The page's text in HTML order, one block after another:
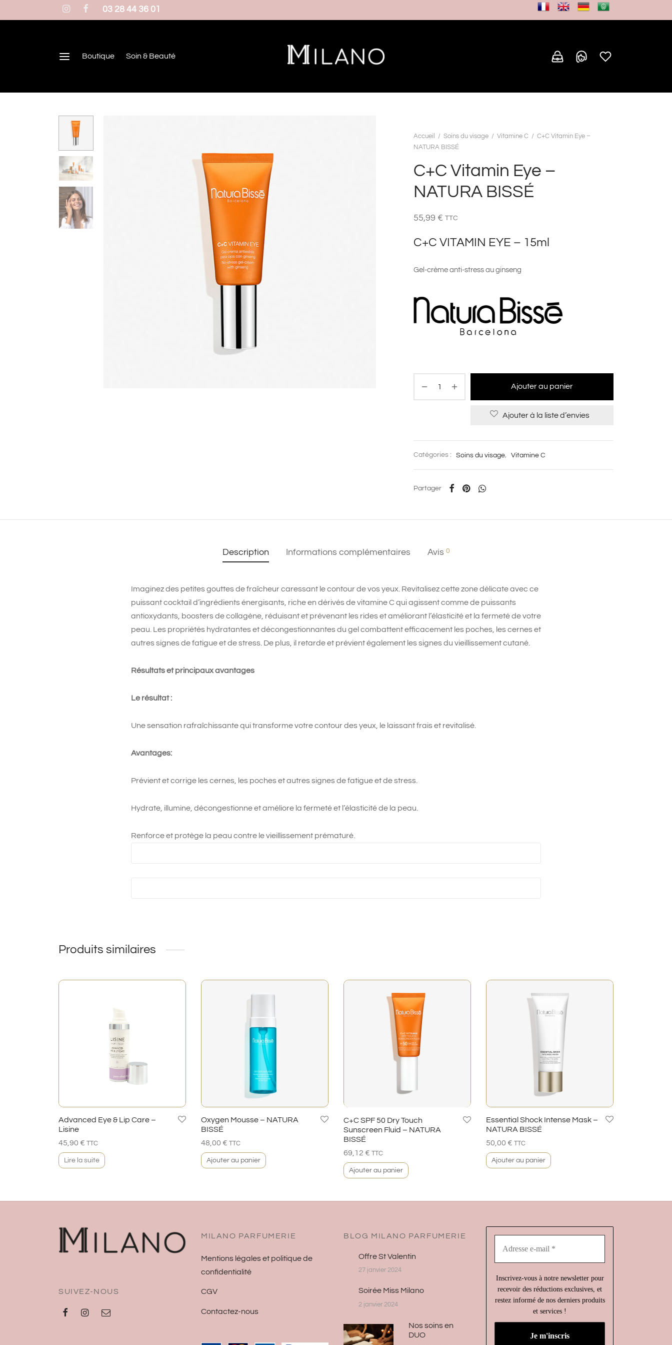
03 28 44 36 01
Boutique Soin & Beauté
Accueil / Soins du visage / Vitamine C / C+C Vitamin Eye –
NATURA BISSÉ
C+C Vitamin Eye –
NATURA BISSÉ
55,99 € TTC
C+C VITAMIN EYE – 15ml
Gel-crème anti-stress au ginseng
Ajouter au panier
Ajouter à la liste d’envies
Catégories : Soins du visage, Vitamine C
Partager
Description Informations complémentaires Avis 0
Imaginez des petites gouttes de fraîcheur caressant le contour de vos yeux. Revitalisez cette zone délicate avec ce
puissant cocktail d’ingrédients énergisants, riche en dérivés de vitamine C qui agissent comme de puissants
antioxydants, boosters de collagène, réduisant et prévenant les rides et améliorant l’élasticité et la fermeté de votre
peau. Les propriétés hydratantes et décongestionnantes du gel combattent efficacement les poches, les cernes et
autres signes de fatigue et de stress. De plus, il retarde et prévient également les signes du vieillissement cutané.
Résultats et principaux avantages
Le résultat :
Une sensation rafraîchissante qui transforme votre contour des yeux, le laissant frais et revitalisé.
Avantages:
Prévient et corrige les cernes, les poches et autres signes de fatigue et de stress.
Hydrate, illumine, décongestionne et améliore la fermeté et l’élasticité de la peau.
Renforce et protège la peau contre le vieillissement prématuré.
Produits similaires
Advanced Eye & Lip Care –
Lisine
45,90 € TTC
Lire la suite
Oxygen Mousse – NATURA
BISSÉ
48,00 € TTC
Ajouter au panier
C+C SPF 50 Dry Touch
Sunscreen Fluid – NATURA
BISSÉ
69,12 € TTC
Ajouter au panier
Essential Shock Intense Mask –
NATURA BISSÉ
50,00 € TTC
Ajouter au panier
SUIVEZ-NOUS
MILANO PARFUMERIE
Mentions légales et politique de
confidentialité
CGV
Contactez-nous
BLOG MILANO PARFUMERIE
Offre St Valentin
27 janvier 2024
Soirée Miss Milano
2 janvier 2024
Nos soins en
DUO
Inscrivez-vous à notre newsletter pour
recevoir des réductions exclusives, et
restez informé de nos derniers produits
et services !